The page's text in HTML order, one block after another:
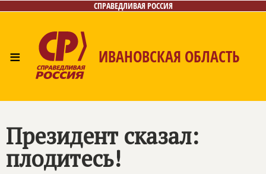
СПРАВЕДЛИВАЯ РОССИЯ
≡ ИВАНОВСКАЯ ОБЛАСТЬ
Президент сказал:
плодитесь!